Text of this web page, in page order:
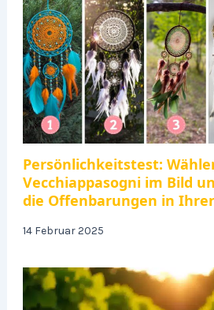
Persönlichkeitstest:
Vecchiappasogni im Bild
die Offenbarungen in
14 Februar 2025